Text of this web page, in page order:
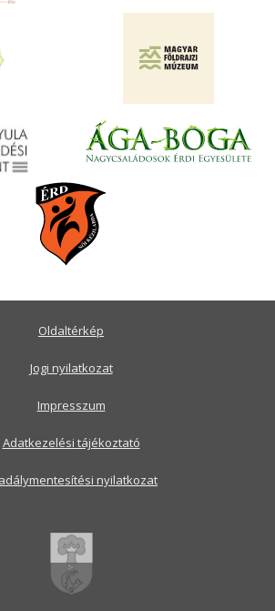
Oldaltérkép
Jogi nyilatkozat
Impresszum
Adatkezelési tájékoztató
nyilatkozat